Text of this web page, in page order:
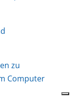
zu
Computer